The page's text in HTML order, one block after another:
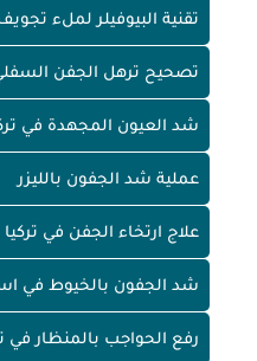
تقنية البيوفيلر لملء
تصحيح ترهل الجفن
شد العيون المجهدة في
عملية شد الجفون بالليزر
علاج ارتخاء الجفن في تركيا
شد الجفون بالخيوط في
رفع الحواجب بالمنظار في